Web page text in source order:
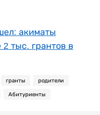
акиматы
тыс. грантов в
гранты родители
Абитуриенты